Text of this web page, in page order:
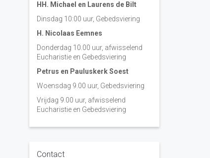
HH. Michael en Laurens de Bilt
Dinsdag 10:00 uur, Gebedsviering
H. Nicolaas Eemnes
Donderdag 10.00 uur, afwisselend
Eucharistie en Gebedsviering
Petrus en Pauluskerk Soest
Woensdag 9.00 uur, Gebedsviering
Vrijdag 9.00 uur, afwisselend
Eucharistie en Gebedsviering
Contact